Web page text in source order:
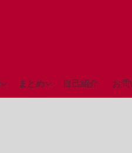
まとめ
ミシュランガイド全店舗
自己紹介 お